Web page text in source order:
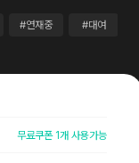
#연재중 #대여
무료쿠폰 1개 사용가능